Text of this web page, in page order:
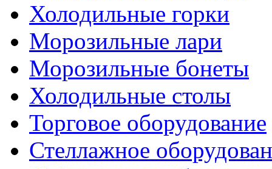
Холодильные горки
Морозильные лари
Морозильные бонеты
Холодильные столы
Торговое оборудование
Стеллажное